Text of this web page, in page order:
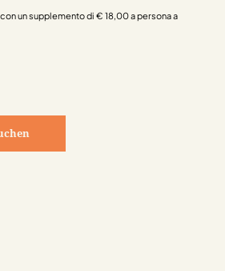
un supplemento di € 18,00 a persona a